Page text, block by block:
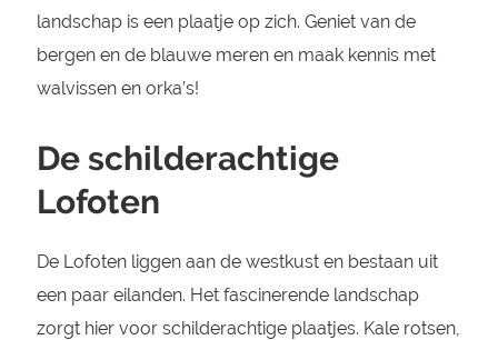
landschap is een plaatje op zich. Geniet van de
bergen en de blauwe meren en maak kennis met
walvissen en orka’s!
De schilderachtige
Lofoten
De Lofoten liggen aan de westkust en bestaan uit
een paar eilanden. Het fascinerende landschap
zorgt hier voor schilderachtige plaatjes. Kale rotsen,